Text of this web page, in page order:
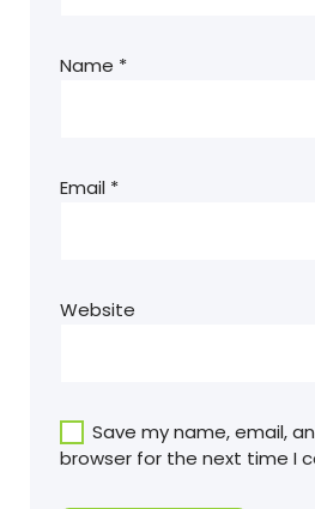
Name *
Email *
Website
Save my name, email,
browser for the next time I